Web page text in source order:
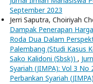
September 2023
Jerri Saputra, Choiriyah
Dampak Penerapan
Roda Dua Dalam
Palembang (Studi Kasus
Sako Kalidoni (Sbsk)) ,
Syariah (JIMPA): Vol 3
Perbankan Syariah